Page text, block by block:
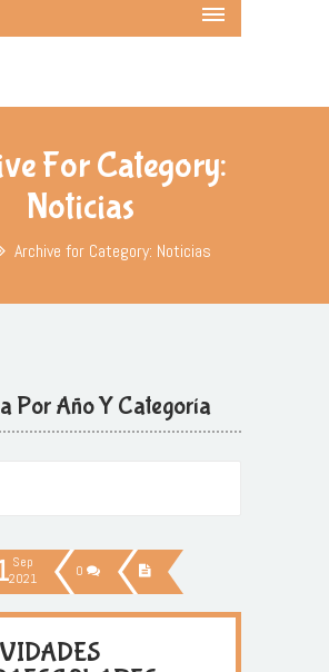
For Category:
Noticias
Archive for Category: Noticias
Por Año Y Categoría
Sep
2021
0